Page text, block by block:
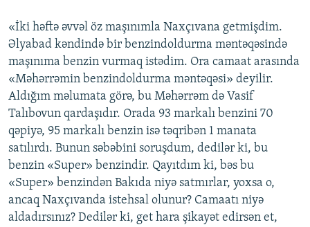
«İki həftə əvvəl öz maşınımla Naxçıvana getmişdim.
Əlyabad kəndində bir benzindoldurma məntəqəsində
maşınıma benzin vurmaq istədim. Ora camaat arasında
«Məhərrəmin benzindoldurma məntəqəsi» deyilir.
Aldığım məlumata görə, bu Məhərrəm də Vasif
Talıbovun qardaşıdır. Orada 93 markalı benzini 70
qəpiyə, 95 markalı benzin isə təqribən 1 manata
satılırdı. Bunun səbəbini soruşdum, dedilər ki, bu
benzin «Super» benzindir. Qayıtdım ki, bəs bu
«Super» benzindən Bakıda niyə satmırlar, yoxsa o,
ancaq Naxçıvanda istehsal olunur? Camaatı niyə
aldadırsınız? Dedilər ki, get hara şikayət edirsən et,